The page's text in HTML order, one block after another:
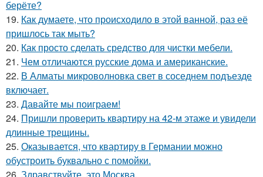
берёте?
19. Как думаете, что происходило в этой ванной, раз её
пришлось так мыть?
20. Как просто сделать средство для чистки мебели.
21. Чем отличаются русские дома и американские.
22. В Алматы микроволновка свет в соседнем подъезде
включает.
23. Давайте мы поиграем!
24. Пришли проверить квартиру на 42-м этаже и увидели
длинные трещины.
25. Оказывается, что квартиру в Германии можно
обустроить буквально с помойки.